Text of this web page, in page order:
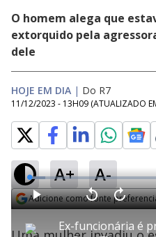
O homem alega que
extorquido pela
dele
HOJE EM DIA | Do R7
11/12/2023 - 13H09 (ATUALIZADO
A+ A-
Adicione como fonte
P V
t
a
A
a
n
ç
L
o
a
d
e